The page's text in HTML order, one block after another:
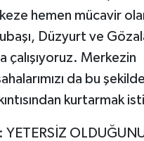
hemen mücavir
Düzyurt ve
çalışıyoruz. Merkezin
da bu şekilde
kurtarmak
YETERSİZ